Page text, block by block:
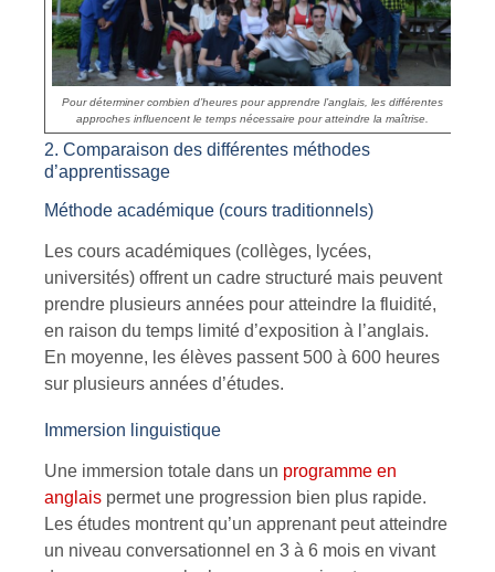
Pour déterminer combien d’heures pour apprendre l’anglais, les différentes
approches influencent le temps nécessaire pour atteindre la maîtrise.
2. Comparaison des différentes méthodes
d’apprentissage
Méthode académique (cours traditionnels)
Les cours académiques (collèges, lycées,
universités) offrent un cadre structuré mais peuvent
prendre plusieurs années pour atteindre la fluidité,
en raison du temps limité d’exposition à l’anglais.
En moyenne, les élèves passent 500 à 600 heures
sur plusieurs années d’études.
Immersion linguistique
Une immersion totale dans un programme en
anglais permet une progression bien plus rapide.
Les études montrent qu’un apprenant peut atteindre
un niveau conversationnel en 3 à 6 mois en vivant